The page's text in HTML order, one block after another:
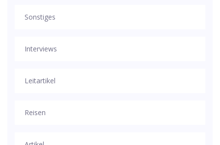
Sonstiges
Interviews
Leitartikel
Reisen